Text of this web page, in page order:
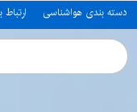
دسته بندی هواشناسی ارتباط